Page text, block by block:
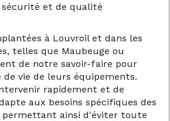
sécurité et de qualité
à Louvroil et dans les
telles que Maubeuge ou
de notre savoir-faire pour
vie de leurs équipements.
rapidement et de
aux besoins spécifiques des
permettant ainsi d'éviter toute